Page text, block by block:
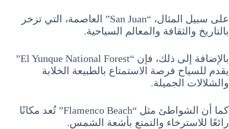
على سبيل المثال، “San Juan” العاصمة، التي تزخر
بالتاريخ والثقافة والمعالم السياحية.
بالإضافة إلى ذلك، فإن “El Yunque National Forest”
يقدم للسياح فرصة الاستمتاع بالطبيعة الخلابة
والشلالات الجميلة.
كما أن الشواطئ مثل “Flamenco Beach” تُعد مكانًا
رائعًا للاسترخاء والتمتع بأشعة الشمس.